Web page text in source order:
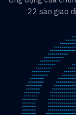
22 sàn giao